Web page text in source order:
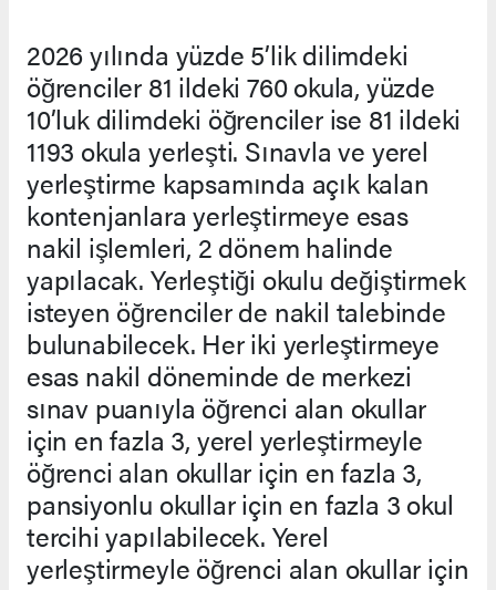
2026 yılında yüzde 5’lik dilimdeki
öğrenciler 81 ildeki 760 okula, yüzde
10’luk dilimdeki öğrenciler ise 81 ildeki
1193 okula yerleşti. Sınavla ve yerel
yerleştirme kapsamında açık kalan
kontenjanlara yerleştirmeye esas
nakil işlemleri, 2 dönem halinde
yapılacak. Yerleştiği okulu değiştirmek
isteyen öğrenciler de nakil talebinde
bulunabilecek. Her iki yerleştirmeye
esas nakil döneminde de merkezi
sınav puanıyla öğrenci alan okullar
için en fazla 3, yerel yerleştirmeyle
öğrenci alan okullar için en fazla 3,
pansiyonlu okullar için en fazla 3 okul
tercihi yapılabilecek. Yerel
yerleştirmeyle öğrenci alan okullar için